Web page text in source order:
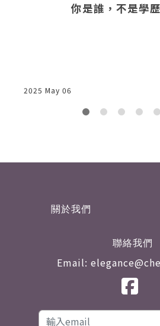
你是誰，不是學
2025 May 06
關於我們
聯絡我們
Email: